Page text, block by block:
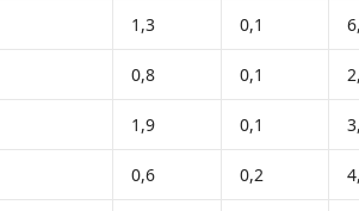
1,3 0,1
0,8 0,1
1,9 0,1
0,6 0,2